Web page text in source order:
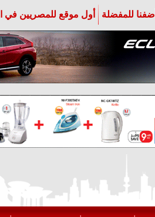
أضفنا للمفضلة أول موقع للمصريين في